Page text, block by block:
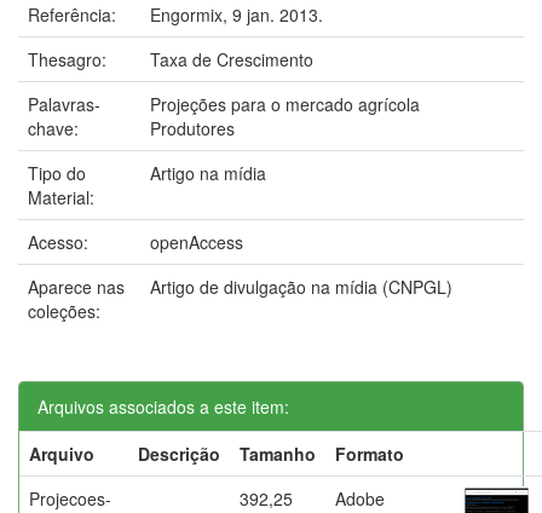
Referência:
Engormix, 9 jan. 2013.
Thesagro:
Taxa de Crescimento
Palavras-
chave:
Projeções para o mercado agrícola
Produtores
Tipo do
Material:
Artigo na mídia
Acesso:
openAccess
Aparece nas
coleções:
Artigo de divulgação na mídia (CNPGL)
Arquivos associados a este item:
Arquivo
Descrição Tamanho
Formato
Projecoes-
392,25
Adobe